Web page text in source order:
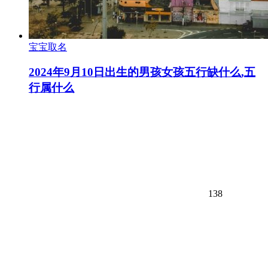
宝宝取名
2024年9月10日出生的男孩女孩五行缺什么,五
行属什么
138